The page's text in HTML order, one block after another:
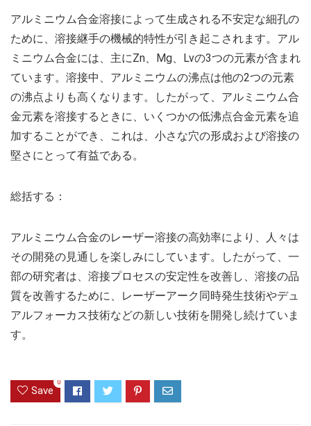
アルミニウム合金溶接によって生成される不安定な細孔の
ために、溶接継手の機械的特性が引き起こされます。アル
ミニウム合金には、主にZn、Mg、Lvの3つの元素が含まれ
ています。溶接中、アルミニウムの沸点は他の2つの元素
の沸点よりも高くなります。したがって、アルミニウム合
金元素を溶接するときに、いくつかの低沸点合金元素を追
加することができ、これは、小さな穴の形成および溶接の
堅さにとって有益である。
総括する：
アルミニウム合金のレーザー溶接の高効率により、人々は
その開発の見通しを楽しみにしています。したがって、一
部の研究者は、溶接プロセスの安定性を改善し、溶接の品
質を改善するために、レーザーアーク同時発生技術やデュ
アルフォーカス技術などの新しい技術を開発し続けていま
す。
Save
0